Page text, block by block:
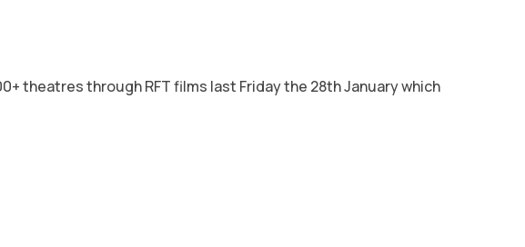
theatres through RFT films last Friday the 28th January which